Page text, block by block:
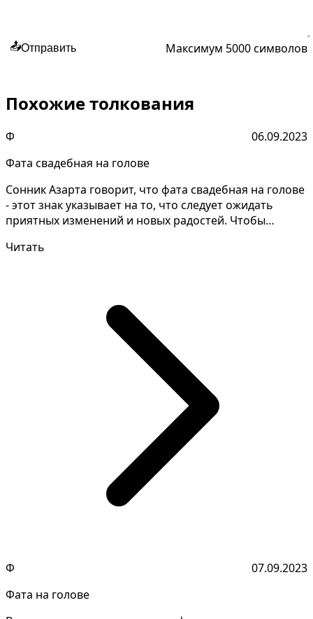
📤Отправить Максимум 5000 символов
Похожие толкования
Ф
06.09.2023
Фата свадебная на голове
Сонник Азарта говорит, что фата свадебная на голове
- этот знак указывает на то, что следует ожидать
приятных изменений и новых радостей. Чтобы
Читать
Ф
07.09.2023
Фата на голове